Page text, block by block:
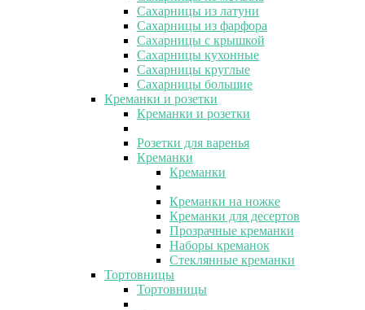
Сахарницы из латуни
Сахарницы из фарфора
Сахарницы с крышкой
Сахарницы кухонные
Сахарницы круглые
Сахарницы большие
Креманки и розетки
Креманки и розетки
Розетки для варенья
Креманки
Креманки
Креманки на ножке
Креманки для десертов
Прозрачные креманки
Наборы креманок
Стеклянные креманки
Тортовницы
Тортовницы